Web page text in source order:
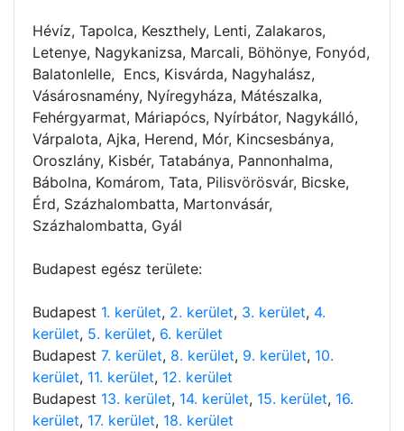
Hévíz, Tapolca, Keszthely, Lenti, Zalakaros,
Letenye, Nagykanizsa, Marcali, Böhönye, Fonyód,
Balatonlelle, Encs, Kisvárda, Nagyhalász,
Vásárosnamény, Nyíregyháza, Mátészalka,
Fehérgyarmat, Máriapócs, Nyírbátor, Nagykálló,
Várpalota, Ajka, Herend, Mór, Kincsesbánya,
Oroszlány, Kisbér, Tatabánya, Pannonhalma,
Bábolna, Komárom, Tata, Pilisvörösvár, Bicske,
Érd, Százhalombatta, Martonvásár,
Százhalombatta, Gyál
Budapest egész területe:
Budapest 1. kerület, 2. kerület, 3. kerület, 4.
kerület, 5. kerület, 6. kerület
Budapest 7. kerület, 8. kerület, 9. kerület, 10.
kerület, 11. kerület, 12. kerület
Budapest 13. kerület, 14. kerület, 15. kerület, 16.
kerület, 17. kerület, 18. kerület